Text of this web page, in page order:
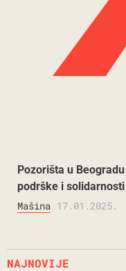
Pozorišta u
podrške i
Mašina 17.01.2025.
NAJNOVIJE